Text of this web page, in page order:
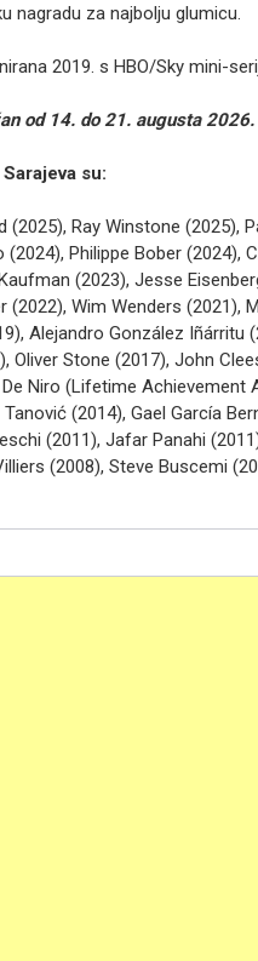
nagradu za najbolju glumicu.
2019. s HBO/Sky mini-
od 14. do 21. augusta
su:
Ray Winstone (2025),
Philippe Bober (2024),
(2023), Jesse
Wim Wenders (2021),
Alejandro González Iñárritu
Oliver Stone (2017), John
Niro (Lifetime Achievement
(2014), Gael García
(2011), Jafar Panahi
(2008), Steve Buscemi